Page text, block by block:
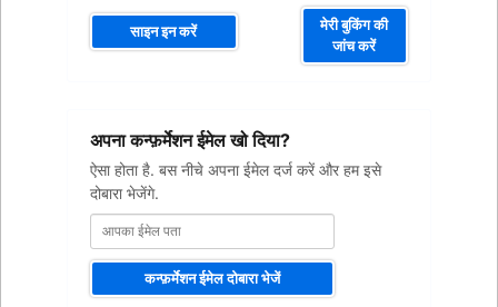
साइन इन करें
मेरी बुकिंग की
जांच करें
अपना कन्फ़र्मेशन ईमेल खो दिया?
ऐसा होता है. बस नीचे अपना ईमेल दर्ज करें और हम इसे
दोबारा भेजेंगे.
कन्फ़र्मेशन ईमेल दोबारा भेजें